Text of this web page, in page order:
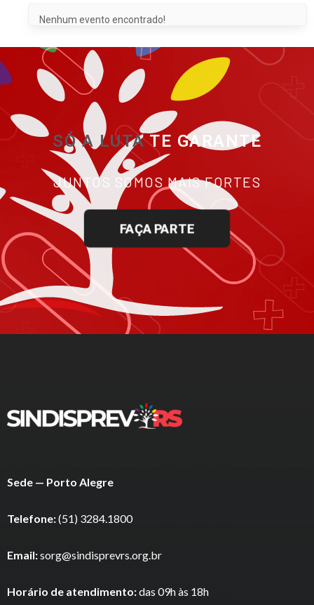
Nenhum evento encontrado!
SÓ A LUTA TE GARANTE
JUNTOS SOMOS MAIS FORTES
FAÇA PARTE
Sede — Porto Alegre
Telefone:(51) 3284.1800
Email:sorg@sindisprevrs.org.br
Horário de atendimento:das 09h às 18h